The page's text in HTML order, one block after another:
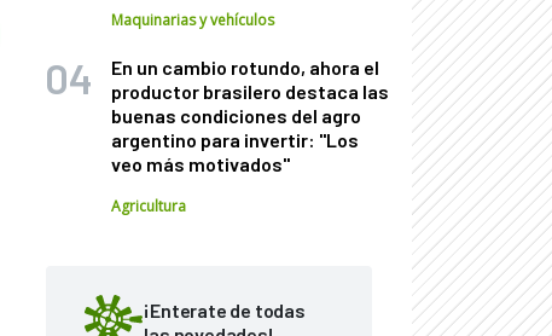
Maquinarias y vehículos
En un cambio rotundo, ahora el
productor brasilero destaca las
buenas condiciones del agro
argentino para invertir: "Los
veo más motivados"
Agricultura
¡Enterate de todas